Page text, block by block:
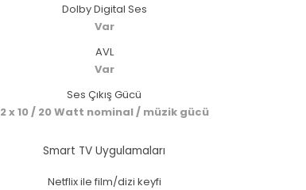
Dolby Digital Ses
Var
AVL
Var
Ses Çıkış Gücü
2 x 10 / 20 Watt nominal / müzik gücü
Smart TV Uygulamaları
Netflix ile film/dizi keyfi